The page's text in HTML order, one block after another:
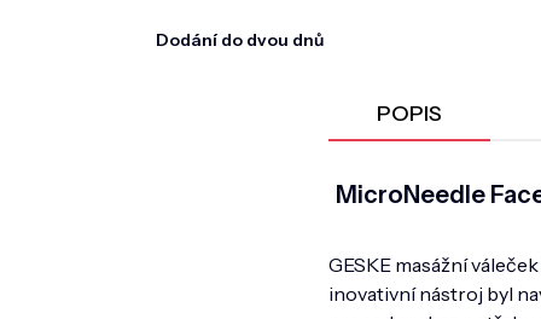
Dodání do dvou dnů
POPIS
MicroNeedle
GESKE masážní
inovativní nástroj byl